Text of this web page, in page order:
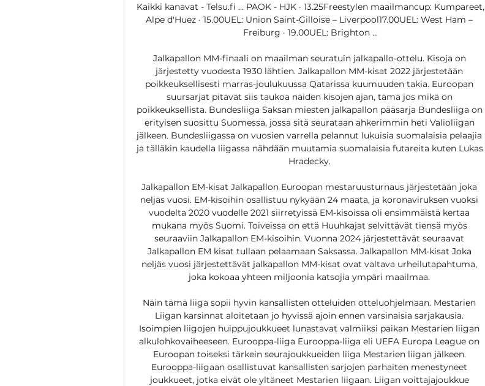
Kaikki kanavat - Telsu.fi ... PAOK - HJK · 13.25Freestylen maailmancup: Kumpareet,
Alpe d'Huez · 15.00UEL: Union Saint-Gilloise – Liverpool17.00UEL: West Ham –
Freiburg · 19.00UEL: Brighton ...
Jalkapallon MM-finaali on maailman seuratuin jalkapallo-ottelu. Kisoja on
järjestetty vuodesta 1930 lähtien. Jalkapallon MM-kisat 2022 järjestetään
poikkeuksellisesti marras-joulukuussa Qatarissa kuumuuden takia. Euroopan
suursarjat pitävät siis taukoa näiden kisojen ajan, tämä jos mikä on
poikkeuksellista. Bundesliiga Saksan miesten jalkapallon pääsarja Bundesliiga on
erityisen suosittu Suomessa, jossa sitä seurataan ahkerimmin heti Valioliigan
jälkeen. Bundesliigassa on vuosien varrella pelannut lukuisia suomalaisia pelaajia
ja tälläkin kaudella liigassa nähdään muutamia suomalaisia futareita kuten Lukas
Hradecky.
Jalkapallon EM-kisat Jalkapallon Euroopan mestaruusturnaus järjestetään joka
neljäs vuosi. EM-kisoihin osallistuu nykyään 24 maata, ja koronaviruksen vuoksi
vuodelta 2020 vuodelle 2021 siirretyissä EM-kisoissa oli ensimmäistä kertaa
mukana myös Suomi. Toiveissa on että Huuhkajat selvittävät tiensä myös
seuraaviin Jalkapallon EM-kisoihin. Vuonna 2024 järjestettävät seuraavat
Jalkapallon EM kisat tullaan pelaamaan Saksassa. Jalkapallon MM-kisat Joka
neljäs vuosi järjestettävät jalkapallon MM-kisat ovat valtava urheilutapahtuma,
joka kokoaa yhteen miljoonia katsojia ympäri maailmaa.
Näin tämä liiga sopii hyvin kansallisten otteluiden otteluohjelmaan. Mestarien
Liigan karsinnat aloitetaan jo hyvissä ajoin ennen varsinaisia sarjakausia.
Isoimpien liigojen huippujoukkueet lunastavat valmiiksi paikan Mestarien liigan
alkulohkovaiheeseen. Eurooppa-liiga Eurooppa-liiga eli UEFA Europa League on
Euroopan toiseksi tärkein seurajoukkueiden liiga Mestarien liigan jälkeen.
Eurooppa-liigaan osallistuvat kansallisten sarjojen parhaiten menestyneet
joukkueet, jotka eivät ole yltäneet Mestarien liigaan. Liigan voittajajoukkue